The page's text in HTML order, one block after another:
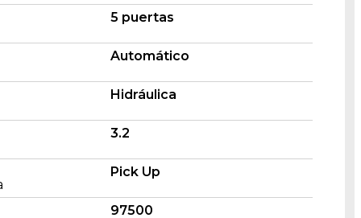
5 puertas
Automático
Hidráulica
3.2
Pick Up
97500